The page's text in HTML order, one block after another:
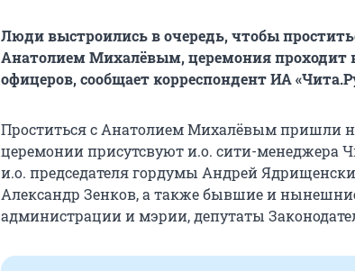
Люди выстроились в очередь, чтобы
Анатолием Михалёвым, церемония проходит
офицеров, сообщает корреспондент ИА
Проститься с Анатолием Михалёвым пришли
церемонии присутсвуют и.о. сити-менеджера
и.о. председателя гордумы Андрей
Александр Зенков, а также бывшие и
администрации и мэрии, депутаты